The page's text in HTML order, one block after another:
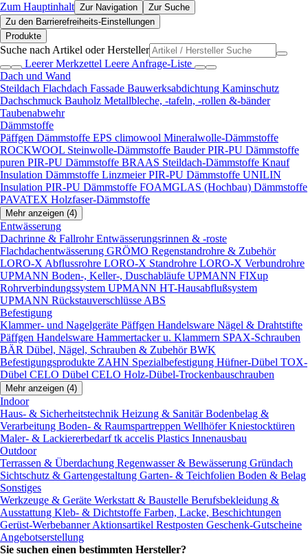
Zum Hauptinhalt Zur Navigation
Zur Suche
Zu den Barrierefreiheits-Einstellungen
Produkte
Suche nach Artikel oder Hersteller
Leerer Merkzettel Leere Anfrage-Liste
Dach und Wand
Steildach Flachdach Fassade Bauwerksabdichtung Kaminschutz
Dachschmuck Bauholz Metallbleche, -tafeln, -rollen &-bänder
Taubenabwehr
Dämmstoffe
Päffgen Dämmstoffe EPS climowool Mineralwolle-Dämmstoffe
ROCKWOOL Steinwolle-Dämmstoffe Bauder PIR-PU Dämmstoffe
puren PIR-PU Dämmstoffe BRAAS Steildach-Dämmstoffe Knauf
Insulation Dämmstoffe Linzmeier PIR-PU Dämmstoffe UNILIN
Insulation PIR-PU Dämmstoffe FOAMGLAS (Hochbau) Dämmstoffe
PAVATEX Holzfaser-Dämmstoffe
Mehr anzeigen (4)
Entwässerung
Dachrinne & FallrohrEntwässerungsrinnen & -roste
Flachdachentwässerung GRÖMO Regenstandrohre & Zubehör
LORO-X Abflussrohre LORO-X Standrohre LORO-X Verbundrohre
UPMANN Boden-, Keller-, Duschabläufe UPMANN FIXup
Rohrverbindungssystem UPMANN HT-Hausabflußsystem
UPMANN Rückstauverschlüsse ABS
Befestigung
Klammer- und Nagelgeräte Päffgen Handelsware Nägel & Drahtstifte
Päffgen Handelsware Hammertacker u. Klammern SPAX-Schrauben
BÄR Dübel, Nägel, Schrauben & ZubehörBWK
Befestigungsprodukte ZAHN Spezialbefestigung Hüfner-Dübel TOX-
Dübel CELO Dübel CELO Holz-Dübel-Trockenbauschrauben
Mehr anzeigen (4)
Indoor
Haus- & Sicherheitstechnik Heizung & SanitärBodenbelag &
Verarbeitung Boden- & Raumspartreppen Wellhöfer Kniestocktüren
Maler- & Lackiererbedarftk accelis Plastics Innenausbau
Outdoor
Terrassen & Überdachung Regenwasser & Bewässerung Gründach
Sichtschutz & Gartengestaltung Garten- & Teichfolien Boden & Belag
Sonstiges
Werkzeuge & Geräte Werkstatt & Baustelle Berufsbekleidung &
Ausstattung Kleb- & Dichtstoffe Farben, Lacke, Beschichtungen
Gerüst-WerbebannerAktionsartikel Restposten Geschenk-Gutscheine
Angebotserstellung
Sie suchen einen bestimmten Hersteller?